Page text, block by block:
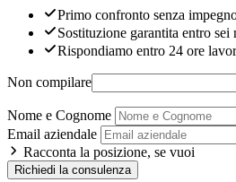
Primo confronto senza
Sostituzione garantita entro sei
Rispondiamo entro 24 ore
Non compilare
Nome e Cognome
Email aziendale
Racconta la posizione, se vuoi
Richiedi la consulenza